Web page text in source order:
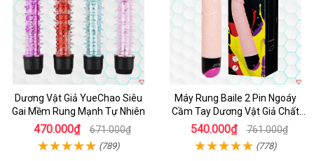
Dương Vật Giả YueChao Siêu
Gai Mềm Rung Mạnh Tự Nhiên
470.000₫ 671.000₫
(789)
Máy Rung Baile 2 Pin Ngoáy
Cầm Tay Dương Vật Giả Chất
Lượng
540.000₫ 761.000₫
(778)